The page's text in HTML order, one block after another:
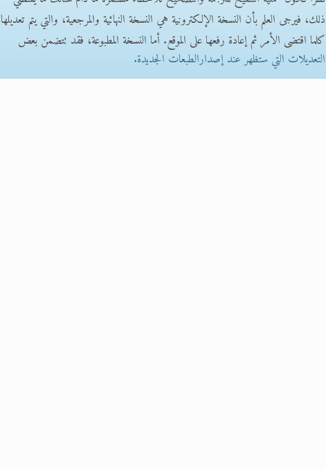
ذلك، فيرجى العلم بأن النسخة الإلكترونية هي النسخة النهائية والمرجعية، والتي يتم تعديلها
كلما اقتضى الأمر ثم إعادة رفعها على الموقع. أما النسخة المطبوعة، فقد تتضمن بعض
التعديلات التي ستظهر عند إصدارالطبعات الجديدة.